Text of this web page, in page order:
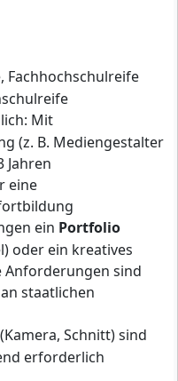
Fachhochschulreife
Mit
(z. B. Mediengestalter
Jahren
eine
ein Portfolio
oder ein kreatives
Anforderungen sind
staatlichen
Schnitt) sind
erforderlich